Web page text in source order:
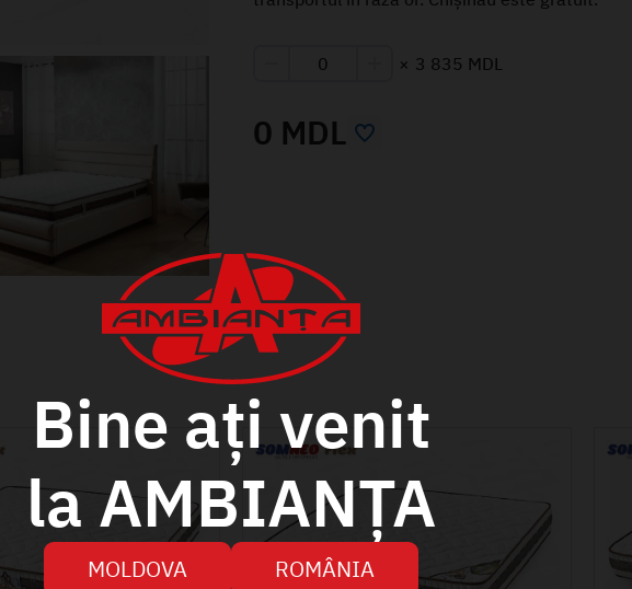
× 3 835 MDL
0 MDL
Bine ați venit
la AMBIANȚA
MOLDOVA ROMÂNIA